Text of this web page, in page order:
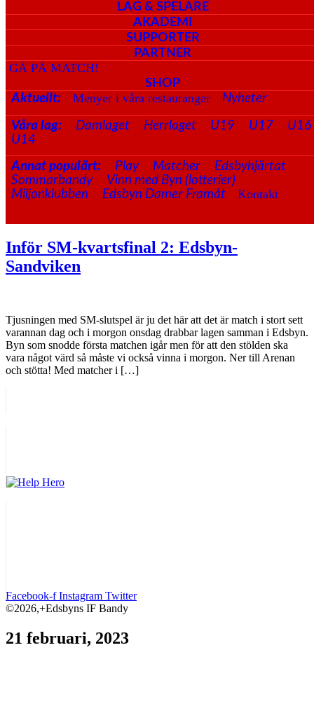
LAG & SPELARE
AKADEMI
SUPPORTER
PARTNER
GÅ PÅ MATCH!
SHOP
Aktuellt: Menyer i våra restauranger Nyheter
Våra lag: Damlaget Herrlaget U19 U17
U16
U14
Annat populärt:
Play Matcher
Edsbyhjärtat
Sommarbandy
Vinn med Byn (lotterier)
Miljonklubben
Edsbyn Damer Framåt Kontakt
Inför SM-kvartsfinal 2: Edsbyn-
Sandviken
Tjusningen med SM-slutspel är ju det här att det är match i stort sett
varannan dag och i morgon onsdag drabbar lagen samman i Edsbyn.
Byn som snodde första matchen igår men för att den stölden ska
vara något värd så måste vi också vinna i morgon. Ner till Arenan
och stötta! Med matcher i […]
Facebook-f Instagram Twitter
©2026,+Edsbyns IF Bandy
21 februari, 2023